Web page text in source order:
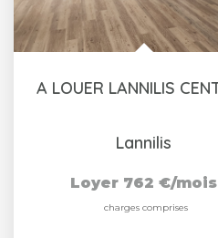
Lannilis
Loyer 762 €/mois
charges comprises